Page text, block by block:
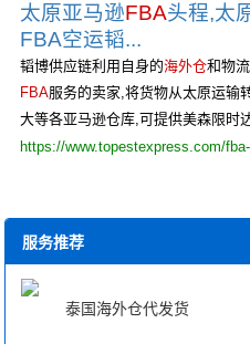
太原亚马逊FBA头程,太
FBA空运韬...
韬博供应链利用自身的海外仓和物
FBA服务的卖家,将货物从太原运输
大等各亚马逊仓库,可提供美森限时
https://www.topestexpress.com/
服务推荐
泰国海外仓代发货